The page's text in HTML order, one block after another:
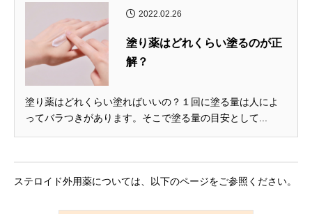
2022.02.26
塗り薬はどれくらい塗るのが正
解？
塗り薬はどれくらい塗ればいいの？１回に塗る量は人によ
ってバラつきがあります。そこで塗る量の目安として...
ステロイド外用薬については、以下のページをご参照ください。